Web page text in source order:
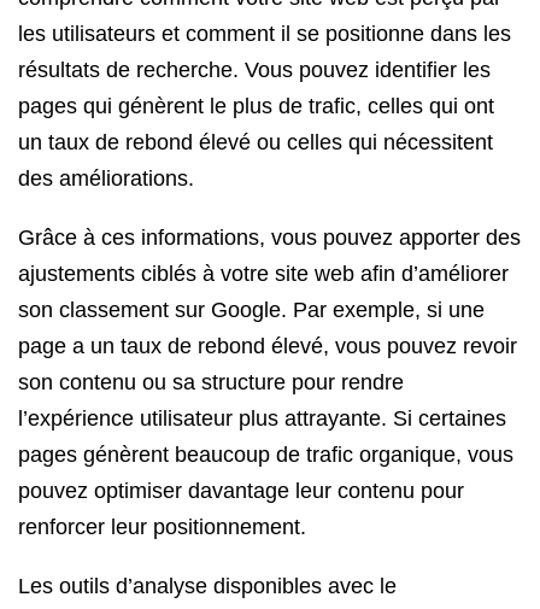
les utilisateurs et comment il se positionne dans les
résultats de recherche. Vous pouvez identifier les
pages qui génèrent le plus de trafic, celles qui ont
un taux de rebond élevé ou celles qui nécessitent
des améliorations.
Grâce à ces informations, vous pouvez apporter des
ajustements ciblés à votre site web afin d’améliorer
son classement sur Google. Par exemple, si une
page a un taux de rebond élevé, vous pouvez revoir
son contenu ou sa structure pour rendre
l’expérience utilisateur plus attrayante. Si certaines
pages génèrent beaucoup de trafic organique, vous
pouvez optimiser davantage leur contenu pour
renforcer leur positionnement.
Les outils d’analyse disponibles avec le